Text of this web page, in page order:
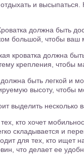
и
должна быть
большой, чтобы ваш
кроватка должна
крепления, чтобы
быть легкой и
высоту, чтобы
выделить несколько
кто хочет
складывается и
для тех, кто ищет
что делает ее